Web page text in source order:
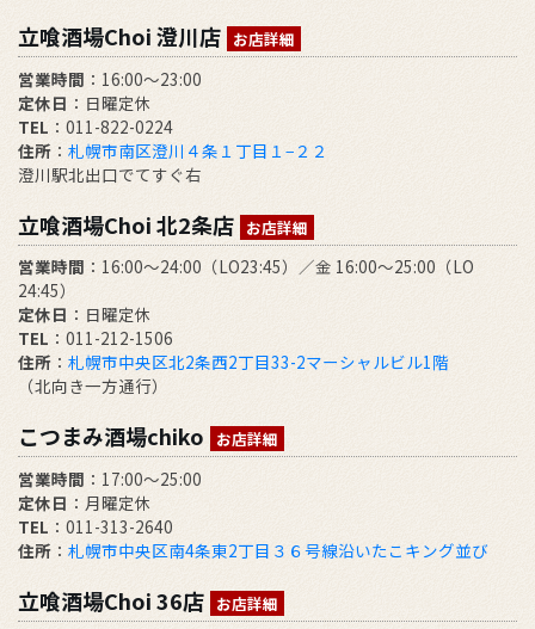
立喰酒場Choi 澄川店 お店詳細
営業時間 ：16:00～23:00
定休日 ：日曜定休
TEL ：011-822-0224
住所 ： 札幌市南区澄川４条１丁目１−２２
澄川駅北出口でてすぐ右
立喰酒場Choi 北2条店 お店詳細
営業時間 ：16:00～24:00（LO23:45）／金 16:00～25:00（LO
24:45）
定休日 ：日曜定休
TEL ：011-212-1506
住所 ： 札幌市中央区北2条西2丁目33-2マーシャルビル1階
（北向き一方通行）
こつまみ酒場chiko お店詳細
営業時間 ：17:00～25:00
定休日 ：月曜定休
TEL ：011-313-2640
住所 ： 札幌市中央区南4条東2丁目３６号線沿いたこキング並び
立喰酒場Choi 36店 お店詳細